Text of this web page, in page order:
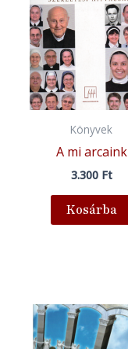
Könyvek
A mi arcaink
3.300 Ft
Kosárba